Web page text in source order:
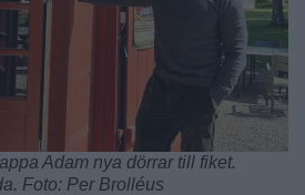
Adam nya dörrar till fiket.
Foto: Per Brolléus